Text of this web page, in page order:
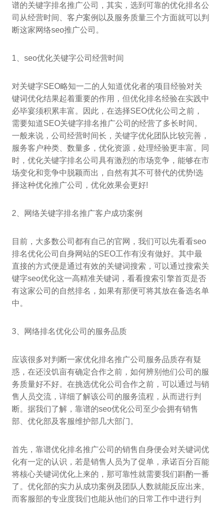
谱的关键字排名推广公司，其实，选到可靠的优化排名公
司从经营时间、客户案例以及服务质量三个方面就可以判
断这家网络seo推广公司。
1、seo优化关键字公司经营时间
对关键字SEO略知一二的人知道优化者的项目经验对关
键词优化结果起着重要的作用，但优化排名经验在实践中
必毕宴须积累丰富。因此，在选择SEO优化公司之前，
需要知道SEO关键字排名推广公司的经营了多长时间。
一般来说，公司经营时间长，关键字优化团队比较完善，
服务客户种类、数量多，优化资源，处理经验更丰富。同
时，优化关键字排名公司具有激烈的市场竞争，能够在市
场变化和竞争中脱颖而出，自然有其不可替代的优势!选
择这种优化推广公司，优化效果会更好!
2、网络关键字排名推广客户成功案例
目前，大多数公司都有自己的官网，我们可以先看看seo
排名优化公司自身网站的SEO工作有没有做好。其中最
直接的方式便是通过有效的关键词搜索，可以通过搜索关
键字seo优化这一高精准关键词，看看搜索引擎首页是否
有这家公司的自然排名，如果有那便可将其放在备选名单
中。
3、网络排名优化公司的服务品质
应该很多对判断一家优化排名推广公司服务品质存有疑
惑，在还没饥亩有确定合作之前，如何辨别他们公司的服
务质量好不好。在挑选优化公司合作之前，可以通过与销
售人员交流，详细了解该公司的服务流程，从而进行判
断。据我们了解，靠谱的seo优化公司至少会拥有销售
部、优化部及客服维护部几大部门。
首先，靠谱优化排名推广公司的销售自身便会对关键词优
化有一定的认识，若是销售人员为了促单，承诺百分百能
将核心关键词优化上来的，那可靠性就需要我们斟酌一番
了。优化部的实力从成功案例及团队人数就能反应出来。
而客服部的专业度我们也能从他们的日常工作中进行判